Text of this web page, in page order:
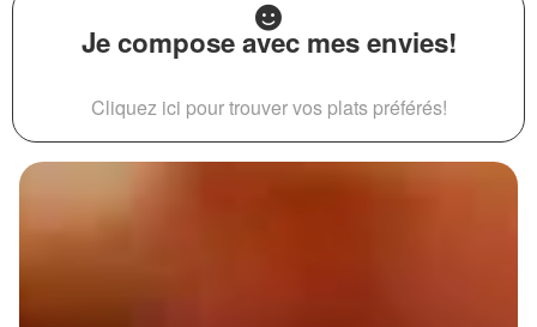
Je compose avec mes envies!
Cliquez ici pour trouver vos plats préférés!